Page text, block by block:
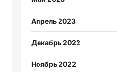
Апрель 2023
Декабрь 2022
Ноябрь 2022